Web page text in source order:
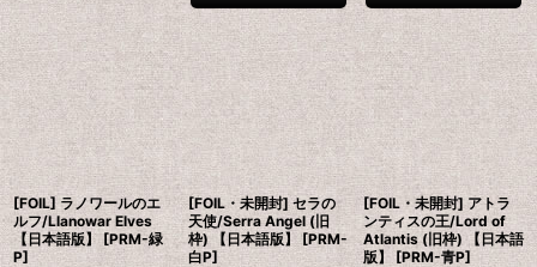
[FOIL] ラノワールのエ
ルフ/Llanowar Elves
【日本語版】 [PRM-緑
P]
[FOIL・未開封] セラの
天使/Serra Angel (旧
枠) 【日本語版】 [PRM-
白P]
[FOIL・未開封] アトラ
ンティスの王/Lord of
Atlantis (旧枠) 【日本語
版】 [PRM-青P]